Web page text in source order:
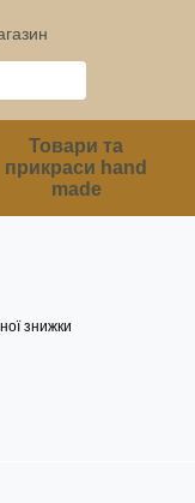
Товари та
прикраси hand
made
знижки